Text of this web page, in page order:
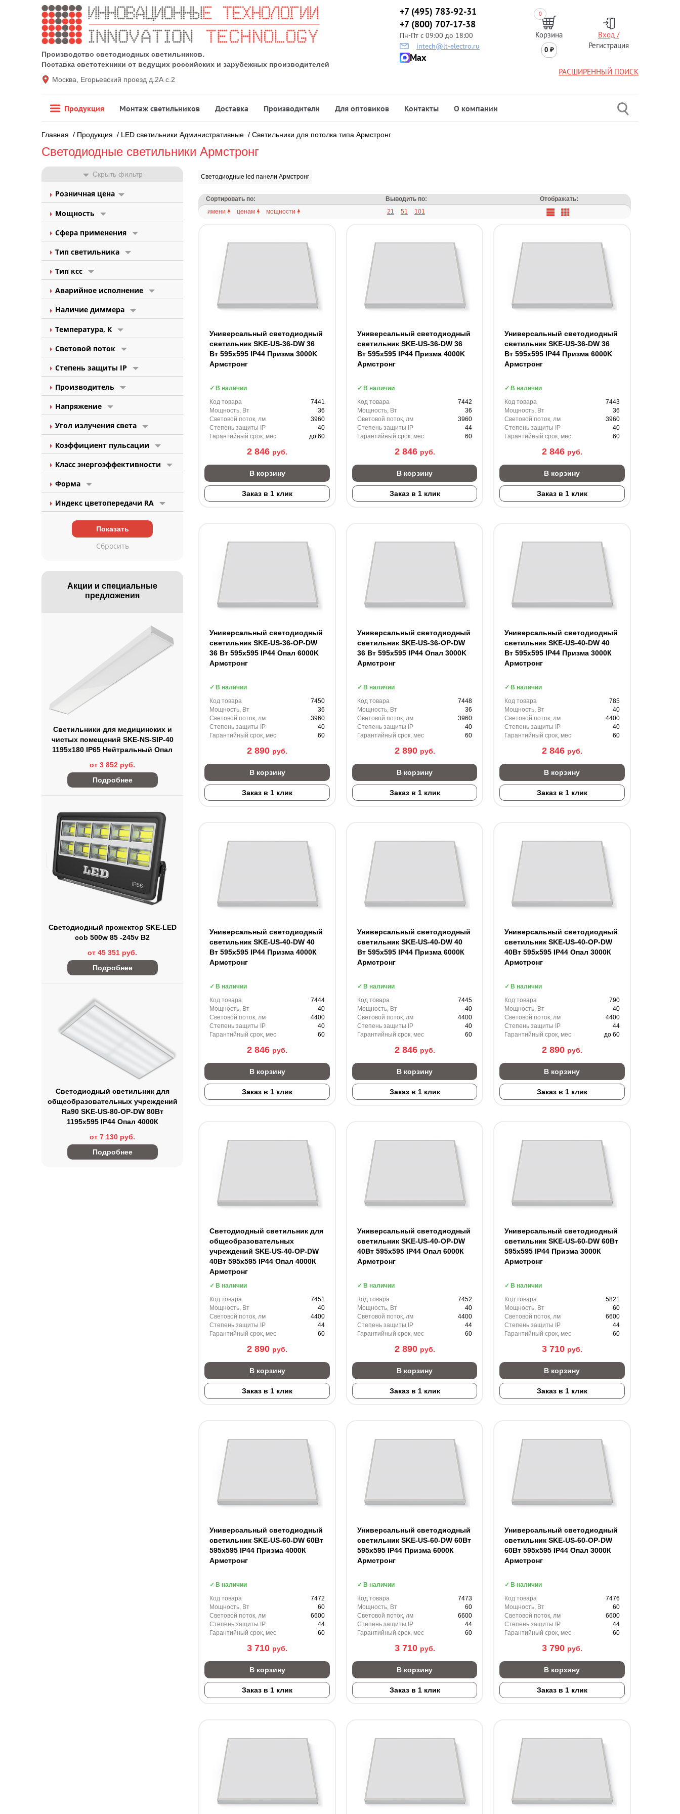
Производство светодиодных светильников.
Поставка светотехники от ведущих российских и зарубежных производителей
Москва, Егорьевский проезд д.2А с.2
+7 (495) 783-92-31
+7 (800) 707-17-38
Пн-Пт с 09:00 до 18:00
intech@lt-electro.ru
Max
0
Корзина
0 ₽
Вход /
Регистрация
РАСШИРЕННЫЙ ПОИСК
Продукция Монтаж светильников Доставка Производители Для оптовиков Контакты О компании
Главная / Продукция / LED светильники Административные / Светильники для потолка типа Армстронг
Светодиодные светильники Армстронг
Скрыть фильтр
Розничная цена
Мощность
Сфера применения
Тип светильника
Тип ксс
Аварийное исполнение
Наличие диммера
Температура, К
Световой поток
Степень защиты IP
Производитель
Напряжение
Угол излучения света
Коэффициент пульсации
Класс энергоэффективности
Форма
Индекс цветопередачи RA
Акции и специальные
предложения
Светильники для медицинских и
чистых помещений SKE-NS-SIP-40
1195x180 IP65 Нейтральный Опал
от 3 852 руб.
Подробнее
Светодиодный прожектор SKE-LED
cob 500w 85 -245v В2
от 45 351 руб.
Подробнее
Светодиодный светильник для
общеобразовательных учреждений
Ra90 SKE-US-80-OP-DW 80Вт
1195х595 IP44 Опал 4000К
от 7 130 руб.
Подробнее
Светодиодные led панели Армстронг
Сортировать по: Выводить по:
Отображать:
имени
ценам мощности 21 51 101
Универсальный светодиодный
светильник SKE-US-36-DW 36
Вт 595x595 IP44 Призма 3000K
Армстронг
В наличии
Код товара
7441
Мощность, Вт
36
Световой поток, лм
3960
Степень защиты IP
40
Гарантийный срок, мес
до 60
2 846 руб.
В корзину
Заказ в 1 клик
Универсальный светодиодный
светильник SKE-US-36-DW 36
Вт 595x595 IP44 Призма 4000K
Армстронг
В наличии
Код товара
7442
Мощность, Вт
36
Световой поток, лм
3960
Степень защиты IP
44
Гарантийный срок, мес
60
2 846 руб.
В корзину
Заказ в 1 клик
Универсальный светодиодный
светильник SKE-US-36-DW 36
Вт 595x595 IP44 Призма 6000K
Армстронг
В наличии
Код товара
7443
Мощность, Вт
36
Световой поток, лм
3960
Степень защиты IP
40
Гарантийный срок, мес
60
2 846 руб.
В корзину
Заказ в 1 клик
Универсальный светодиодный
светильник SKE-US-36-OP-DW
36 Вт 595x595 IP44 Опал 6000K
Армстронг
В наличии
Код товара
7450
Мощность, Вт
36
Световой поток, лм
3960
Степень защиты IP
40
Гарантийный срок, мес
60
2 890 руб.
В корзину
Заказ в 1 клик
Универсальный светодиодный
светильник SKE-US-36-OP-DW
36 Вт 595x595 IP44 Опал 3000K
Армстронг
В наличии
Код товара
7448
Мощность, Вт
36
Световой поток, лм
3960
Степень защиты IP
40
Гарантийный срок, мес
60
2 890 руб.
В корзину
Заказ в 1 клик
Универсальный светодиодный
светильник SKE-US-40-DW 40
Вт 595х595 IP44 Призма 3000К
Армстронг
В наличии
Код товара
785
Мощность, Вт
40
Световой поток, лм
4400
Степень защиты IP
40
Гарантийный срок, мес
60
2 846 руб.
В корзину
Заказ в 1 клик
Универсальный светодиодный
светильник SKE-US-40-DW 40
Вт 595х595 IP44 Призма 4000К
Армстронг
В наличии
Код товара
7444
Мощность, Вт
40
Световой поток, лм
4400
Степень защиты IP
40
Гарантийный срок, мес
60
2 846 руб.
В корзину
Заказ в 1 клик
Универсальный светодиодный
светильник SKE-US-40-DW 40
Вт 595х595 IP44 Призма 6000К
Армстронг
В наличии
Код товара
7445
Мощность, Вт
40
Световой поток, лм
4400
Степень защиты IP
40
Гарантийный срок, мес
60
2 846 руб.
В корзину
Заказ в 1 клик
Универсальный светодиодный
светильник SKE-US-40-OP-DW
40Вт 595х595 IP44 Опал 3000К
Армстронг
В наличии
Код товара
790
Мощность, Вт
40
Световой поток, лм
4400
Степень защиты IP
44
Гарантийный срок, мес
до 60
2 890 руб.
В корзину
Заказ в 1 клик
Светодиодный светильник для
общеобразовательных
учреждений SKE-US-40-OP-DW
40Вт 595х595 IP44 Опал 4000К
Армстронг
В наличии
Код товара
7451
Мощность, Вт
40
Световой поток, лм
4400
Степень защиты IP
44
Гарантийный срок, мес
60
2 890 руб.
В корзину
Заказ в 1 клик
Универсальный светодиодный
светильник SKE-US-40-OP-DW
40Вт 595х595 IP44 Опал 6000К
Армстронг
В наличии
Код товара
7452
Мощность, Вт
40
Световой поток, лм
4400
Степень защиты IP
44
Гарантийный срок, мес
60
2 890 руб.
В корзину
Заказ в 1 клик
Универсальный светодиодный
светильник SKE-US-60-DW 60Вт
595х595 IP44 Призма 3000К
Армстронг
В наличии
Код товара
5821
Мощность, Вт
60
Световой поток, лм
6600
Степень защиты IP
44
Гарантийный срок, мес
60
3 710 руб.
В корзину
Заказ в 1 клик
Универсальный светодиодный
светильник SKE-US-60-DW 60Вт
595х595 IP44 Призма 4000К
Армстронг
В наличии
Код товара
7472
Мощность, Вт
60
Световой поток, лм
6600
Степень защиты IP
44
Гарантийный срок, мес
60
3 710 руб.
В корзину
Заказ в 1 клик
Универсальный светодиодный
светильник SKE-US-60-DW 60Вт
595х595 IP44 Призма 6000К
Армстронг
В наличии
Код товара
7473
Мощность, Вт
60
Световой поток, лм
6600
Степень защиты IP
44
Гарантийный срок, мес
60
3 710 руб.
В корзину
Заказ в 1 клик
Универсальный светодиодный
светильник SKE-US-60-OP-DW
60Вт 595х595 IP44 Опал 3000К
Армстронг
В наличии
Код товара
7476
Мощность, Вт
60
Световой поток, лм
6600
Степень защиты IP
44
Гарантийный срок, мес
60
3 790 руб.
В корзину
Заказ в 1 клик